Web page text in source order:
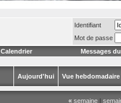
Identifiant
Mot de passe
Calendrier Messages
Aujourd'hui Vue hebdomadaire
« semaine |